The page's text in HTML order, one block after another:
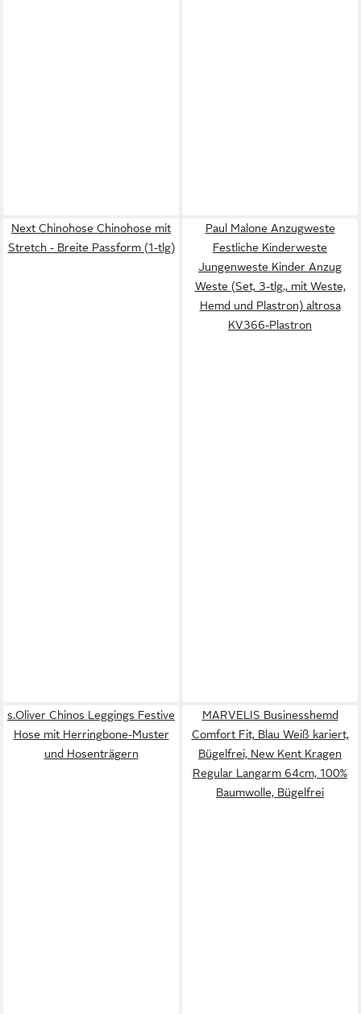
Next Chinohose Chinohose mit
Stretch - Breite Passform (1-tlg)
Paul Malone Anzugweste
Festliche Kinderweste
Jungenweste Kinder Anzug
Weste (Set, 3-tlg., mit Weste,
Hemd und Plastron) altrosa
KV366-Plastron
s.Oliver Chinos Leggings Festive
Hose mit Herringbone-Muster
und Hosenträgern
MARVELIS Businesshemd
Comfort Fit, Blau Weiß kariert,
Bügelfrei, New Kent Kragen
Regular Langarm 64cm, 100%
Baumwolle, Bügelfrei